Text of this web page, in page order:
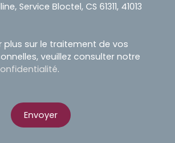
Service Bloctel, CS 61311, 41013
plus sur le traitement de vos
veuillez consulter notre
.
Envoyer